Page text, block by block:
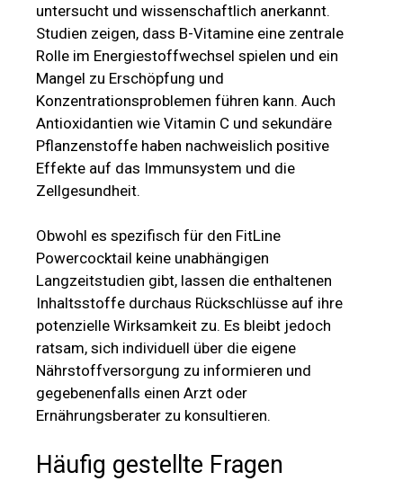
untersucht und wissenschaftlich anerkannt.
Studien zeigen, dass B-Vitamine eine zentrale
Rolle im Energiestoffwechsel spielen und ein
Mangel zu Erschöpfung und
Konzentrationsproblemen führen kann. Auch
Antioxidantien wie Vitamin C und sekundäre
Pflanzenstoffe haben nachweislich positive
Effekte auf das Immunsystem und die
Zellgesundheit.
Obwohl es spezifisch für den FitLine
Powercocktail keine unabhängigen
Langzeitstudien gibt, lassen die enthaltenen
Inhaltsstoffe durchaus Rückschlüsse auf ihre
potenzielle Wirksamkeit zu. Es bleibt jedoch
ratsam, sich individuell über die eigene
Nährstoffversorgung zu informieren und
gegebenenfalls einen Arzt oder
Ernährungsberater zu konsultieren.
Häufig gestellte Fragen